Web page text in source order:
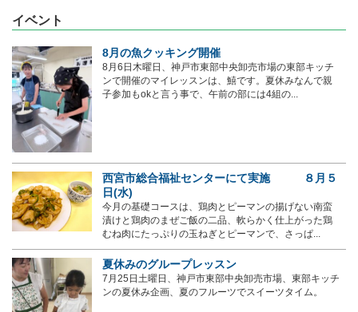
イベント
8月の魚クッキング開催
8月6日木曜日、神戸市東部中央卸売市場の東部キッチ
ンで開催のマイレッスンは、鱚です。夏休みなんで親
子参加もokと言う事で、午前の部には4組の...
西宮市総合福祉センターにて実施 ８月５
日(水)
今月の基礎コースは、鶏肉とピーマンの揚げない南蛮
漬けと鶏肉のまぜご飯の二品、軟らかく仕上がった鶏
むね肉にたっぷりの玉ねぎとピーマンで、さっぱ...
夏休みのグループレッスン
7月25日土曜日、神戸市東部中央卸売市場、東部キッチ
ンの夏休み企画、夏のフルーツでスイーツタイム。